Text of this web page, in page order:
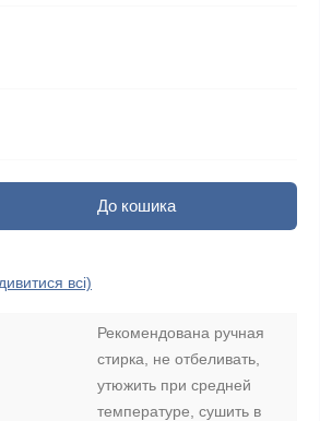
До кошика
всі)
Рекомендована ручная
стирка, не отбеливать,
утюжить при средней
температуре, сушить в